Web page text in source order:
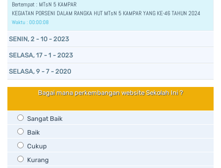
Bertempat : MTsN 5 KAMPAR
KEGIATAN PORSENI DALAM RANGKA HUT MTsN 5 KAMPAR YANG KE-46 TAHUN 2024
Waktu : 00:00:08
SENIN, 2 - 10 - 2023
SELASA, 17 - 1 - 2023
SELASA, 9 - 7 - 2020
Bagai mana perkembangan website Sekolah Ini ?
Sangat Baik
Baik
Cukup
Kurang